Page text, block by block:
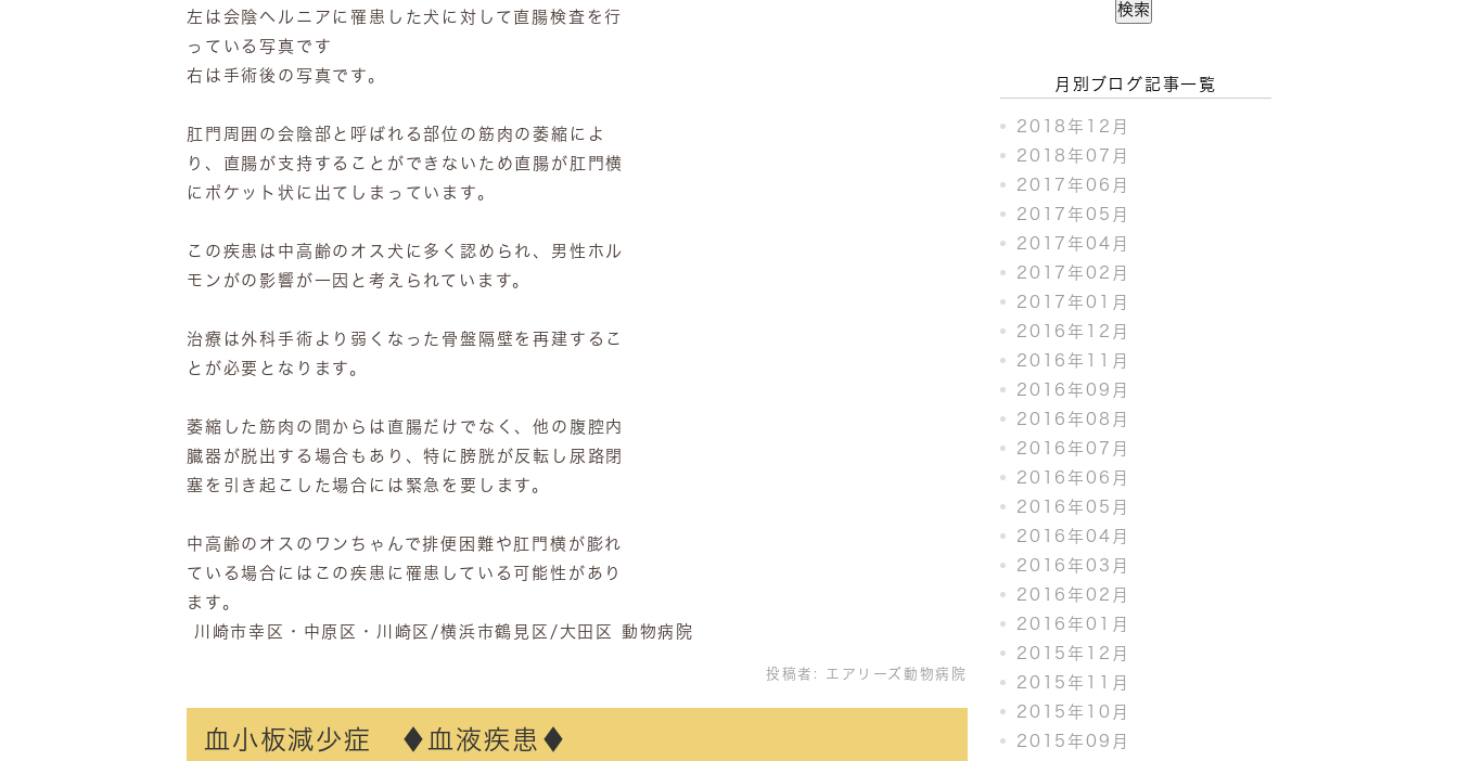
左は会陰ヘルニアに罹患した犬に対して直腸検査を行
っている写真です
右は手術後の写真です。
肛門周囲の会陰部と呼ばれる部位の筋肉の萎縮によ
り、直腸が支持することができないため直腸が肛門横
にポケット状に出てしまっています。
この疾患は中高齢のオス犬に多く認められ、男性ホル
モンがの影響が一因と考えられています。
治療は外科手術より弱くなった骨盤隔壁を再建するこ
とが必要となります。
萎縮した筋肉の間からは直腸だけでなく、他の腹腔内
臓器が脱出する場合もあり、特に膀胱が反転し尿路閉
塞を引き起こした場合には緊急を要します。
中高齢のオスのワンちゃんで排便困難や肛門横が膨れ
ている場合にはこの疾患に罹患している可能性があり
ます。
川崎市幸区・中原区・川崎区/横浜市鶴見区/大田区 動物病院
投稿者: エアリーズ動物病院
血小板減少症 ♦血液疾患♦
月別ブログ記事一覧
2018年12月
2018年07月
2017年06月
2017年05月
2017年04月
2017年02月
2017年01月
2016年12月
2016年11月
2016年09月
2016年08月
2016年07月
2016年06月
2016年05月
2016年04月
2016年03月
2016年02月
2016年01月
2015年12月
2015年11月
2015年10月
2015年09月